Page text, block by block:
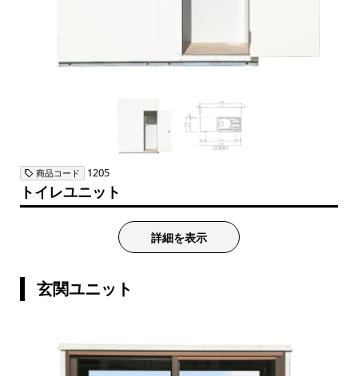
商品コード 1205
トイレユニット
詳細を表示
玄関ユニット